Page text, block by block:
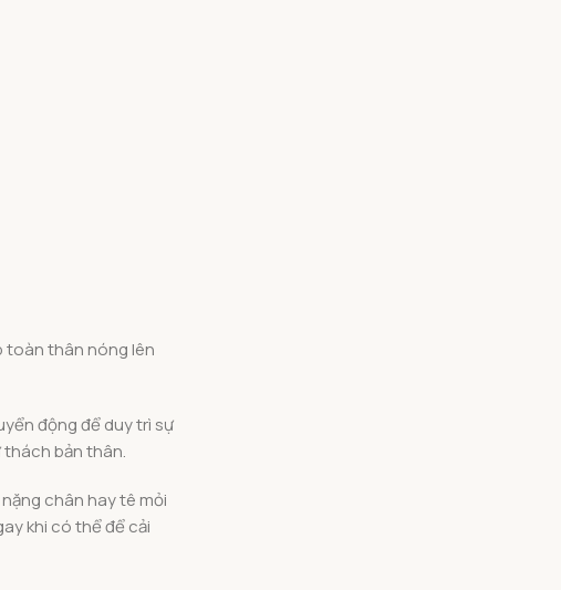
toàn thân nóng lên
động để duy trì sự
thách bản thân.
chân hay tê mỏi
khi có thể để cải